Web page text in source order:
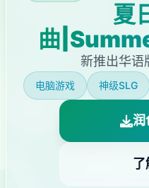
夏
曲
新推出华语
电脑游戏 神级SLG
润
了